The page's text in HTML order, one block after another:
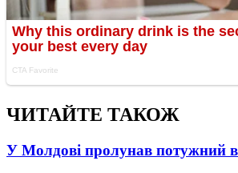
ЧИТАЙТЕ ТАКОЖ
У Молдові пролунав потужний